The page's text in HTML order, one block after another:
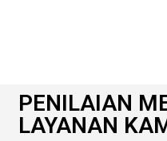
PENILAIAN
LAYANAN